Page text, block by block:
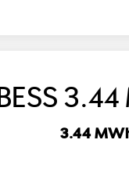
BESS
3.44